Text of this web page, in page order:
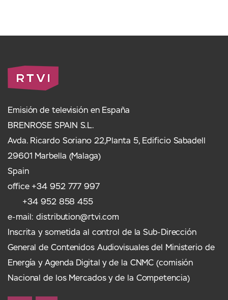
Emisión de televisión en España
BRENROSE SPAIN S.L.
Avda. Ricardo Soriano 22,Planta 5, Edificio Sabadell
29601 Marbella (Malaga)
Spain
office +34 952 777 997
+34 952 858 455
e-mail:distribution@rtvi.com
Inscrita y sometida al control de la Sub-Dirección
General de Contenidos Audiovisuales del Ministerio de
Energía y Agenda Digital y de la CNMC (comisión
Nacional de los Mercados y de la Competencia)